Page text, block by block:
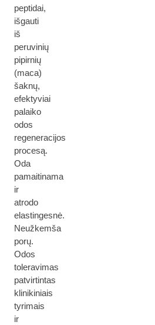
peptidai,
išgauti
iš
peruvinių
pipirnių
(maca)
šaknų,
efektyviai
palaiko
odos
regeneracijos
procesą.
Oda
pamaitinama
ir
atrodo
elastingesnė.
Neužkemša
porų.
Odos
toleravimas
patvirtintas
klinikiniais
tyrimais
ir